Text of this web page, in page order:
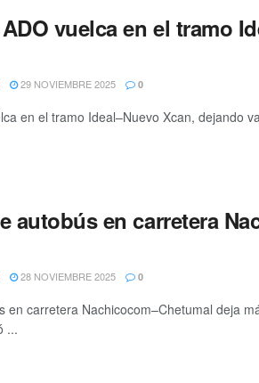
vuelca en el tramo
29 NOVIEMBRE 2025 0
en el tramo Ideal–Nuevo Xcan, dejando
autobús en carretera
28 NOVIEMBRE 2025 0
en carretera Nachicocom–Chetumal deja
...